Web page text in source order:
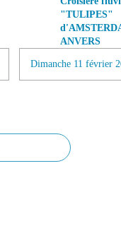
"TULIPES"
ANVERS